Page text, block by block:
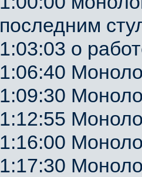
последним
1:03:03 о
1:06:40
1:09:30
1:12:55
1:16:00
1:17:30